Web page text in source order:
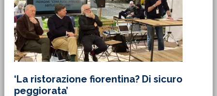
‘La ristorazione fiorentina? Di sicuro
peggiorata’